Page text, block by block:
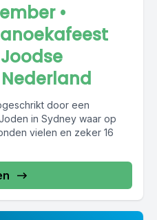
•
door een
in Sydney waar op
vielen en zeker 16